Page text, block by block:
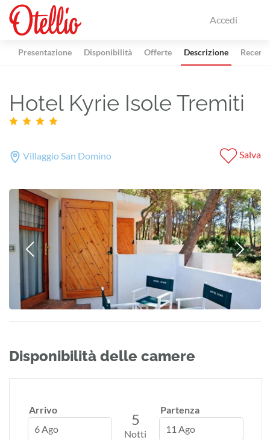
Accedi
Presentazione Disponibilità Offerte Descrizione
Hotel Kyrie Isole Tremiti
Villaggio San Domino Salva
Disponibilità delle camere
Arrivo
6 Ago
5
Notti
Partenza
11 Ago